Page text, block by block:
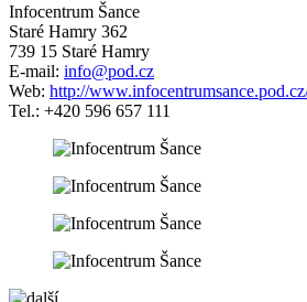
Infocentrum Šance
Staré Hamry 362
739 15 Staré Hamry
E-mail: info@pod.cz
Web: http://
Tel.: +420 596 657 111